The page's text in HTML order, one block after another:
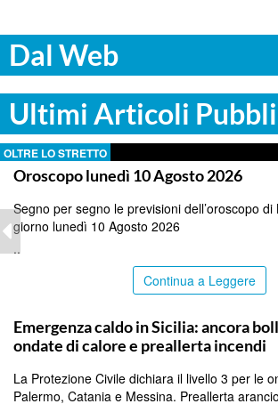
Dal Web
Ultimi Articoli
OLTRE LO STRETTO
Oroscopo lunedì 10 Agosto 2026
Segno per segno le previsioni dell’oroscopo
giorno lunedì 10 Agosto 2026
..
Continua a Leggere
Emergenza caldo in Sicilia: ancora
ondate di calore e preallerta incendi
La Protezione Civile dichiara il livello 3 per le
Palermo, Catania e Messina. Preallerta